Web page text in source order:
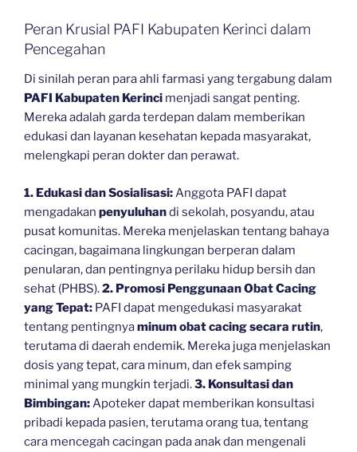
Peran Krusial PAFI Kabupaten Kerinci dalam
Pencegahan
Di sinilah peran para ahli farmasi yang tergabung dalam
PAFI Kabupaten Kerinci menjadi sangat penting.
Mereka adalah garda terdepan dalam memberikan
edukasi dan layanan kesehatan kepada masyarakat,
melengkapi peran dokter dan perawat.
1. Edukasi dan Sosialisasi:Anggota PAFI dapat
mengadakan penyuluhandi sekolah, posyandu, atau
pusat komunitas. Mereka menjelaskan tentang bahaya
cacingan, bagaimana lingkungan berperan dalam
penularan, dan pentingnya perilaku hidup bersih dan
sehat (PHBS).2. Promosi Penggunaan Obat Cacing
yang Tepat: PAFI dapat mengedukasi masyarakat
tentang pentingnyaminum obat cacing secara rutin,
terutama di daerah endemik. Mereka juga menjelaskan
dosis yang tepat, cara minum, dan efek samping
minimal yang mungkin terjadi.3. Konsultasi dan
Bimbingan:Apoteker dapat memberikan konsultasi
pribadi kepada pasien, terutama orang tua, tentang
cara mencegah cacingan pada anak dan mengenali